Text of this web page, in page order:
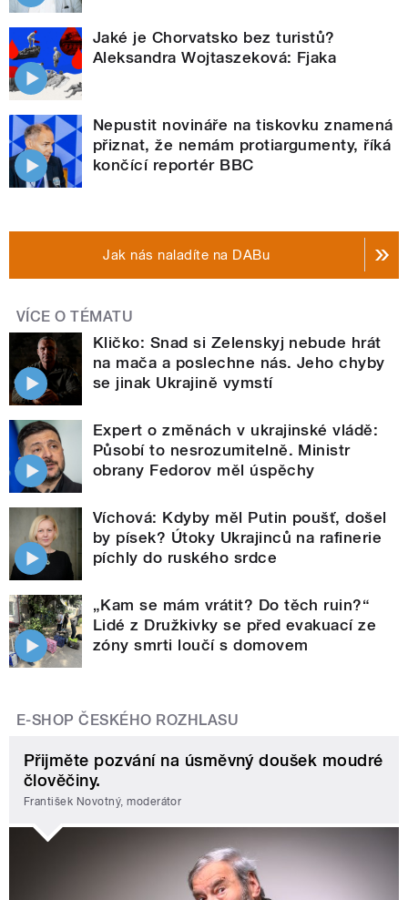
Jaké je Chorvatsko bez turistů?
Aleksandra Wojtaszeková: Fjaka
Nepustit novináře na tiskovku znamená
přiznat, že nemám protiargumenty, říká
končící reportér BBC
Jak nás naladíte na DABu
VÍCE O TÉMATU
Kličko: Snad si Zelenskyj nebude hrát
na mača a poslechne nás. Jeho chyby
se jinak Ukrajině vymstí
Expert o změnách v ukrajinské vládě:
Působí to nesrozumitelně. Ministr
obrany Fedorov měl úspěchy
Víchová: Kdyby měl Putin poušť, došel
by písek? Útoky Ukrajinců na rafinerie
píchly do ruského srdce
„Kam se mám vrátit? Do těch ruin?“
Lidé z Družkivky se před evakuací ze
zóny smrti loučí s domovem
E-SHOP ČESKÉHO ROZHLASU
Přijměte pozvání na úsměvný doušek moudré
člověčiny.
František Novotný, moderátor